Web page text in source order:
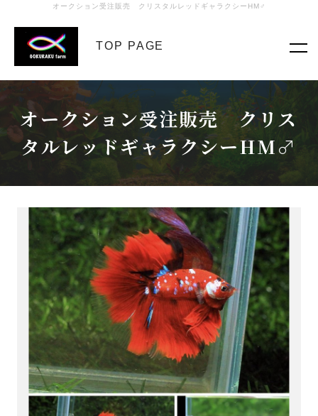
オークション受注販売 クリスタルレッドギャラクシーHM♂
TOP PAGE
オークション受注販売 クリス
タルレッドギャラクシーHM♂